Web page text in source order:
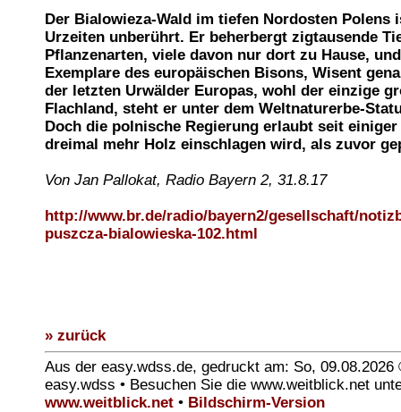
Der Bialowieza-Wald im tiefen Nordosten Polens
Urzeiten unberührt. Er beherbergt zigtausende
Pflanzenarten, viele davon nur dort zu Hause,
Exemplare des europäischen Bisons, Wisent
der letzten Urwälder Europas, wohl der einzige
Flachland, steht er unter dem Weltnaturerbe-
Doch die polnische Regierung erlaubt seit
dreimal mehr Holz einschlagen wird, als zuvor
Von Jan Pallokat, Radio Bayern 2, 31.8.17
http://www.br.de/radio/bayern2/gesellschaft/
puszcza-bialowieska-102.html
» zurück
Aus der easy.wdss.de, gedruckt am: So, 09.08.2026
easy.wdss • Besuchen Sie die www.weitblick.net
www.weitblick.net • Bildschirm-Version